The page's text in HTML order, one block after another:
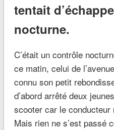
tentait
nocturne.
C’était un contrôle
ce matin, celui de
connu son petit
d’abord arrêté deux
scooter car le
Mais rien ne s’est passé